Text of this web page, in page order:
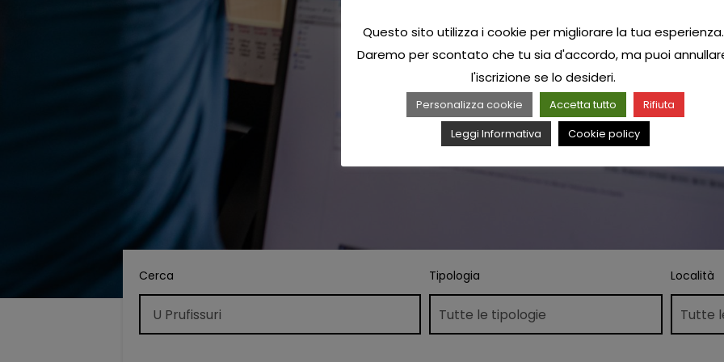
Cerca Tipologia Località
Questo sito utilizza i cookie per migliorare la tua esperienza.
Daremo per scontato che tu sia d'accordo, ma puoi
l'iscrizione se lo desideri.
Personalizza cookie Accetta tutto
Rifiuta
Leggi Informativa
Cookie policy